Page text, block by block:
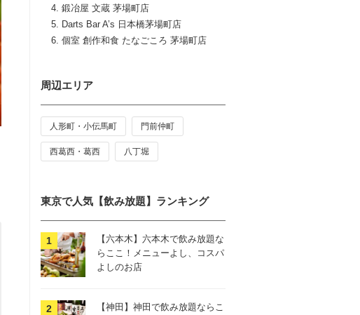
鍛冶屋 文蔵 茅場町店
Darts Bar A’s 日本橋茅場町店
個室 創作和食 たなごころ 茅場町店
周辺エリア
人形町・小伝馬町 門前仲町
西葛西・葛西 八丁堀
東京で人気【飲み放題】ランキング
【六本木】六本木で飲み放題な
らここ！メニューよし、コスパ
よしのお店
【神田】神田で飲み放題ならこ